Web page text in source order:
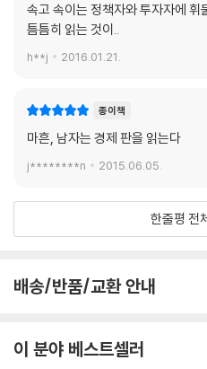
특히 고령자와 소외계층에게 주어지
로 보인다. 실제로 미국 공화당 하원
위한 제도인 소위 ‘푸드 스탬프’ 예산
늘려 필요한 재정을 충당하는 것이
는 2013년 초 세금 인상을 단행했지
우기엔 역부족이었다.---p.157
일례로, 미국 언론을 포함한 주요 외
복의 신호로 해석한다며 긍정적인 목
미국의 금융 위기가 버는 것보다 많
생각에 미쳐야 한다. 바야흐로 뉴노
크부터 장기적인 계획을 설계하는 일
경제 흐름이 나의 미래와 행복을 좌우
세상이 이전과 달라졌다는 것은 기회
침체가 닥쳤을 때 그랬던 것처럼 이
원했던 예전의 부양책들을 동원해 탈
구시대의 유물이 되어 버린 정책들은
이 끊어지거나 전혀 다른 곳으로 통
채권이 안전자산이라는 말은 위기 이
시장이 거시경제의 거울이라고 하면
라앉고 말았다. 이미 세상이 달라졌는
속고 속이는 정책자와 투자자에 휘
틈틈히 읽는 것이..
h**j 2016.01.21.
종이책
마흔, 남자는 경제 판을 읽는다
j********n 2015.06.05.
한줄평 전
배송/반품/교환 안내
이 분야 베스트셀러